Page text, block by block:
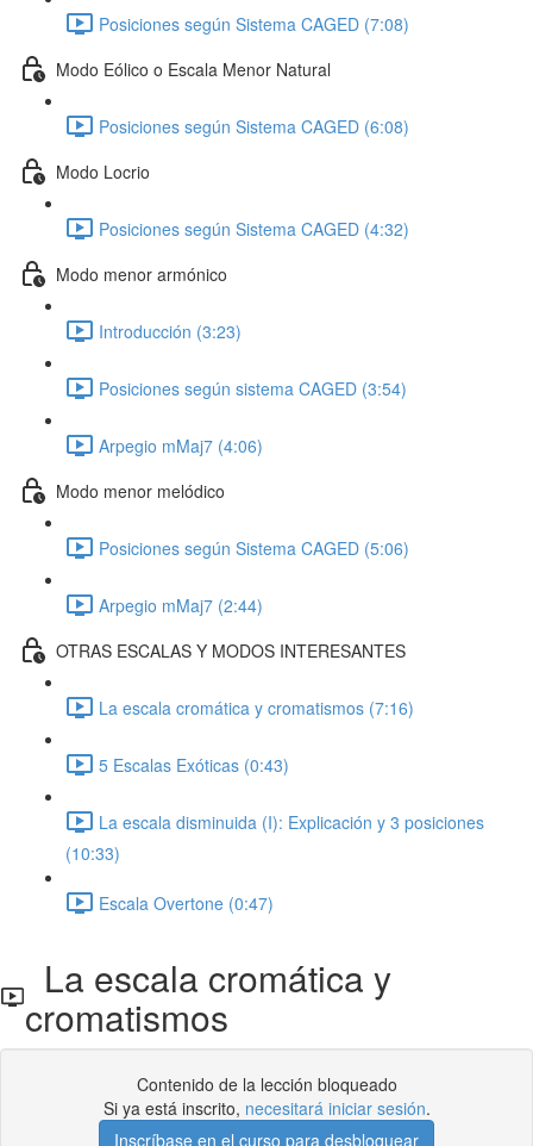
Posiciones según Sistema CAGED (7:08)
Modo Eólico o Escala Menor Natural
Posiciones según Sistema CAGED (6:08)
Modo Locrio
Posiciones según Sistema CAGED (4:32)
Modo menor armónico
Introducción (3:23)
Posiciones según sistema CAGED (3:54)
Arpegio mMaj7 (4:06)
Modo menor melódico
Posiciones según Sistema CAGED (5:06)
Arpegio mMaj7 (2:44)
OTRAS ESCALAS Y MODOS INTERESANTES
La escala cromática y cromatismos (7:16)
5 Escalas Exóticas (0:43)
La escala disminuida (I): Explicación y 3 posiciones
(10:33)
Escala Overtone (0:47)
La escala cromática y
cromatismos
Contenido de la lección bloqueado
Si ya está inscrito, necesitará iniciar sesión.
Inscríbase en el curso para desbloquear